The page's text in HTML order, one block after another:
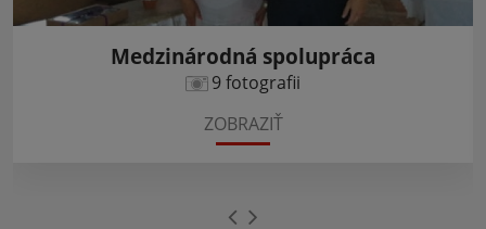
Medzinárodná spolupráca
9 fotografii
ZOBRAZIŤ